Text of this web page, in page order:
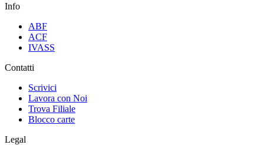
Info
ABF
ACF
IVASS
Contatti
Scrivici
Lavora con Noi
Trova Filiale
Blocco carte
Legal